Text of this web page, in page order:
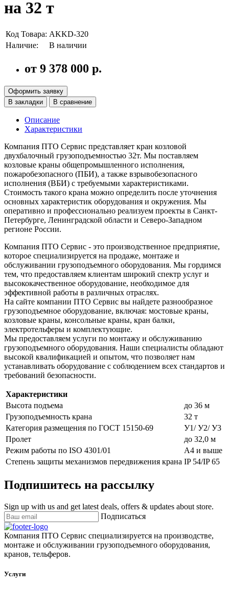
на 32 т
Код Товара: AKKD-320
Наличие:
В наличии
от 9 378 000 р.
Оформить заявку
В закладки
В сравнение
Описание
Характеристики
Компания ПТО Сервис представляет кран козловой
двухбалочный грузоподъемностью 32т. Мы поставляем
козловые краны общепромышленного исполнения,
пожаробезопасного (ПБИ), а также взрывобезопасного
исполнения (ВБИ) с требуемыми характеристиками.
Стоимость такого крана можно определить после уточнения
основных характеристик оборудования и окружения. Мы
оперативно и профессионально реализуем проекты в Санкт-
Петербурге, Ленинградской области и Северо-Западном
регионе России.
Компания ПТО Сервис - это производственное предприятие,
которое специализируется на продаже, монтаже и
обслуживании грузоподъемного оборудования. Мы гордимся
тем, что предоставляем клиентам широкий спектр услуг и
высококачественное оборудование, необходимое для
эффективной работы в различных отраслях.
На сайте компании ПТО Сервис вы найдете разнообразное
грузоподъемное оборудование, включая: мостовые краны,
козловые краны, консольные краны, кран балки,
электротельферы и комплектующие.
Мы предоставляем услуги по монтажу и обслуживанию
грузоподъемного оборудования. Наши специалисты обладают
высокой квалификацией и опытом, что позволяет нам
устанавливать оборудование с соблюдением всех стандартов и
требований безопасности.
Характеристики
Высота подъема
до 36 м
Грузоподъемность крана
32 т
Категория размещения по ГОСТ 15150-69
У1/ У2/ У3
Пролет
до 32,0 м
Режим работы по ISO 4301/01
А4 и выше
Степень защиты механизмов передвижения крана IP 54/IP 65
Подпишитесь на рассылку
Sign up with us and get latest deals, offers & updates about store.
Подписаться
Компания ПТО Сервис специализируется на производстве,
монтаже и обслуживании грузоподъемного оборудования,
кранов, тельферов.
Услуги